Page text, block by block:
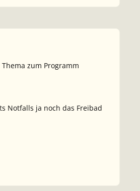
zum Programm
Notfalls ja noch das Freibad